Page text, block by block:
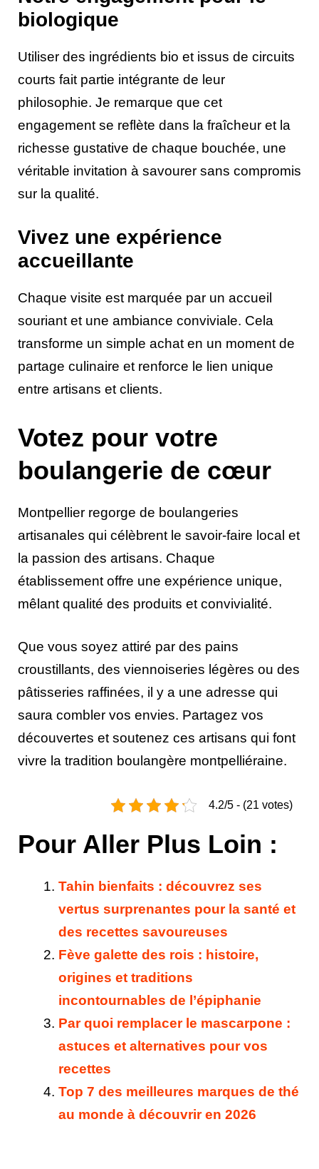
biologique
Utiliser des ingrédients bio et issus de circuits
courts fait partie intégrante de leur
philosophie. Je remarque que cet
engagement se reflète dans la fraîcheur et la
richesse gustative de chaque bouchée, une
véritable invitation à savourer sans compromis
sur la qualité.
Vivez une expérience
accueillante
Chaque visite est marquée par un accueil
souriant et une ambiance conviviale. Cela
transforme un simple achat en un moment de
partage culinaire et renforce le lien unique
entre artisans et clients.
Votez pour votre
boulangerie de cœur
Montpellier regorge de boulangeries
artisanales qui célèbrent le savoir-faire local et
la passion des artisans. Chaque
établissement offre une expérience unique,
mêlant qualité des produits et convivialité.
Que vous soyez attiré par des pains
croustillants, des viennoiseries légères ou des
pâtisseries raffinées, il y a une adresse qui
saura combler vos envies. Partagez vos
découvertes et soutenez ces artisans qui font
vivre la tradition boulangère montpelliéraine.
4.2/5 - (21 votes)
Pour Aller Plus Loin :
Tahin bienfaits : découvrez ses
vertus surprenantes pour la santé et
des recettes savoureuses
Fève galette des rois : histoire,
origines et traditions
incontournables de l’épiphanie
Par quoi remplacer le mascarpone :
astuces et alternatives pour vos
recettes
Top 7 des meilleures marques de thé
au monde à découvrir en 2026